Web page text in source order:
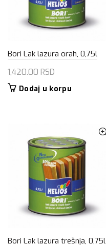
Bori Lak lazura orah, 0,75l
1,420.00 RSD
Dodaj u korpu
Bori Lak lazura trešnja, 0,75l